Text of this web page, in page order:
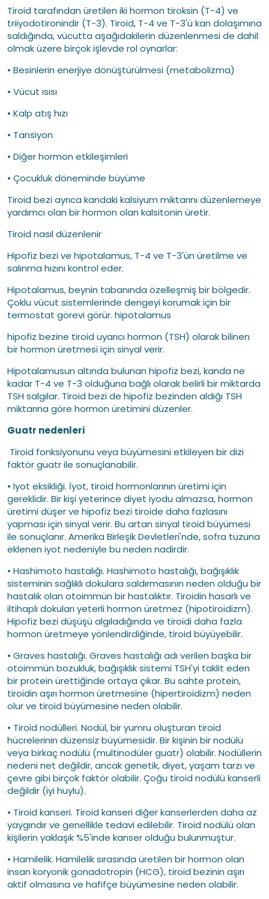
Tiroid tarafından üretilen iki hormon tiroksin (T-4) ve
triiyodotironindir (T-3). Tiroid, T-4 ve T-3'ü kan dolaşımına
saldığında, vücutta aşağıdakilerin düzenlenmesi de dahil
olmak üzere birçok işlevde rol oynarlar:
• Besinlerin enerjiye dönüştürülmesi (metabolizma)
• Vücut ısısı
• Kalp atış hızı
• Tansiyon
• Diğer hormon etkileşimleri
• Çocukluk döneminde büyüme
Tiroid bezi ayrıca kandaki kalsiyum miktarını düzenlemeye
yardımcı olan bir hormon olan kalsitonin üretir.
Tiroid nasıl düzenlenir
Hipofiz bezi ve hipotalamus, T-4 ve T-3'ün üretilme ve
salınma hızını kontrol eder.
Hipotalamus, beynin tabanında özelleşmiş bir bölgedir.
Çoklu vücut sistemlerinde dengeyi korumak için bir
termostat görevi görür. hipotalamus
hipofiz bezine tiroid uyarıcı hormon (TSH) olarak bilinen
bir hormon üretmesi için sinyal verir.
Hipotalamusun altında bulunan hipofiz bezi, kanda ne
kadar T-4 ve T-3 olduğuna bağlı olarak belirli bir miktarda
TSH salgılar. Tiroid bezi de hipofiz bezinden aldığı TSH
miktarına göre hormon üretimini düzenler.
Guatr nedenleri
Tiroid fonksiyonunu veya büyümesini etkileyen bir dizi
faktör guatr ile sonuçlanabilir.
• Iyot eksikliği. İyot, tiroid hormonlarının üretimi için
gereklidir. Bir kişi yeterince diyet iyodu almazsa, hormon
üretimi düşer ve hipofiz bezi tiroide daha fazlasını
yapması için sinyal verir. Bu artan sinyal tiroid büyümesi
ile sonuçlanır. Amerika Birleşik Devletleri'nde, sofra tuzuna
eklenen iyot nedeniyle bu neden nadirdir.
• Hashimoto hastalığı. Hashimoto hastalığı, bağışıklık
sisteminin sağlıklı dokulara saldırmasının neden olduğu bir
hastalık olan otoimmün bir hastalıktır. Tiroidin hasarlı ve
iltihaplı dokuları yeterli hormon üretmez (hipotiroidizm).
Hipofiz bezi düşüşü algıladığında ve tiroidi daha fazla
hormon üretmeye yönlendirdiğinde, tiroid büyüyebilir.
• Graves hastalığı. Graves hastalığı adı verilen başka bir
otoimmün bozukluk, bağışıklık sistemi TSH'yi taklit eden
bir protein ürettiğinde ortaya çıkar. Bu sahte protein,
tiroidin aşırı hormon üretmesine (hipertiroidizm) neden
olur ve tiroid büyümesine neden olabilir.
• Tiroid nodülleri. Nodül, bir yumru oluşturan tiroid
hücrelerinin düzensiz büyümesidir. Bir kişinin bir nodülü
veya birkaç nodülü (multinodüler guatr) olabilir. Nodüllerin
nedeni net değildir, ancak genetik, diyet, yaşam tarzı ve
çevre gibi birçok faktör olabilir. Çoğu tiroid nodülü kanserli
değildir (iyi huylu).
• Tiroid kanseri. Tiroid kanseri diğer kanserlerden daha az
yaygındır ve genellikle tedavi edilebilir. Tiroid nodülü olan
kişilerin yaklaşık %5'inde kanser olduğu bulunmuştur.
• Hamilelik. Hamilelik sırasında üretilen bir hormon olan
insan koryonik gonadotropin (HCG), tiroid bezinin aşırı
aktif olmasına ve hafifçe büyümesine neden olabilir.